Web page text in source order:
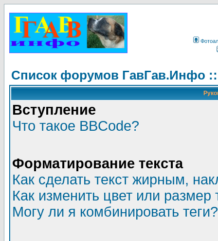
Список форумов ГавГав.Инфо
Вступление
Что такое BBCode?
Форматирование текста
Как сделать текст жирным,
Как изменить цвет или размер
Могу ли я комбинировать теги?